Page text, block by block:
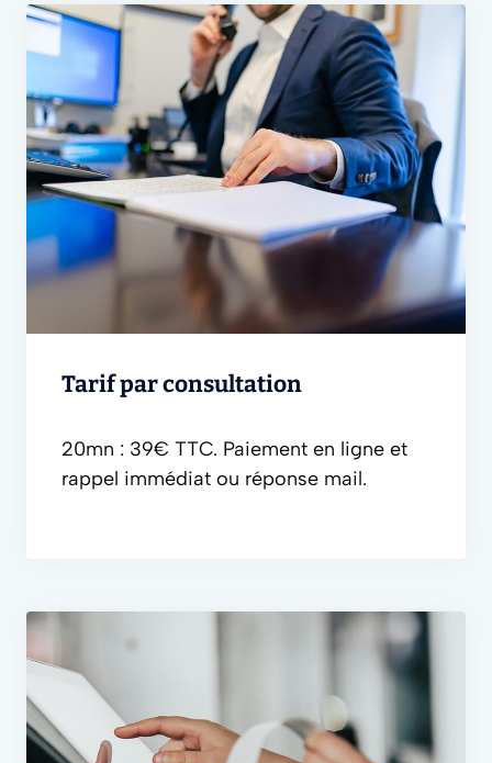
Tarif par consultation
20mn : 39€ TTC. Paiement en ligne et
rappel immédiat ou réponse mail.